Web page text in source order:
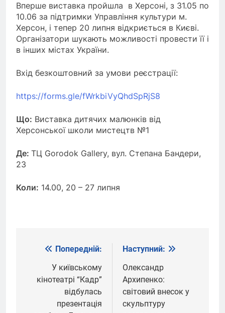
Вперше виставка пройшла в Херсоні, з 31.05 по
10.06 за підтримки Управління культури м.
Херсон, і тепер 20 липня відкриється в Києві.
Організатори шукають можливості провести її і
в інших містах України.
Вхід безкоштовний за умови реєстрації:
https://forms.gle/fWrkbiVyQhdSpRjS8
Що: Виставка дитячих малюнків від
Херсонської школи мистецтв №1
Де: ТЦ Gorodok Gallery, вул. Степана Бандери,
23
Коли: 14.00, 20 – 27 липня
Навігація
записів
Попередній:
У київському
кінотеатрі “Кадр”
відбулась
презентація
Наступний:
Олександр
Архипенко:
світовий внесок у
скульптуру